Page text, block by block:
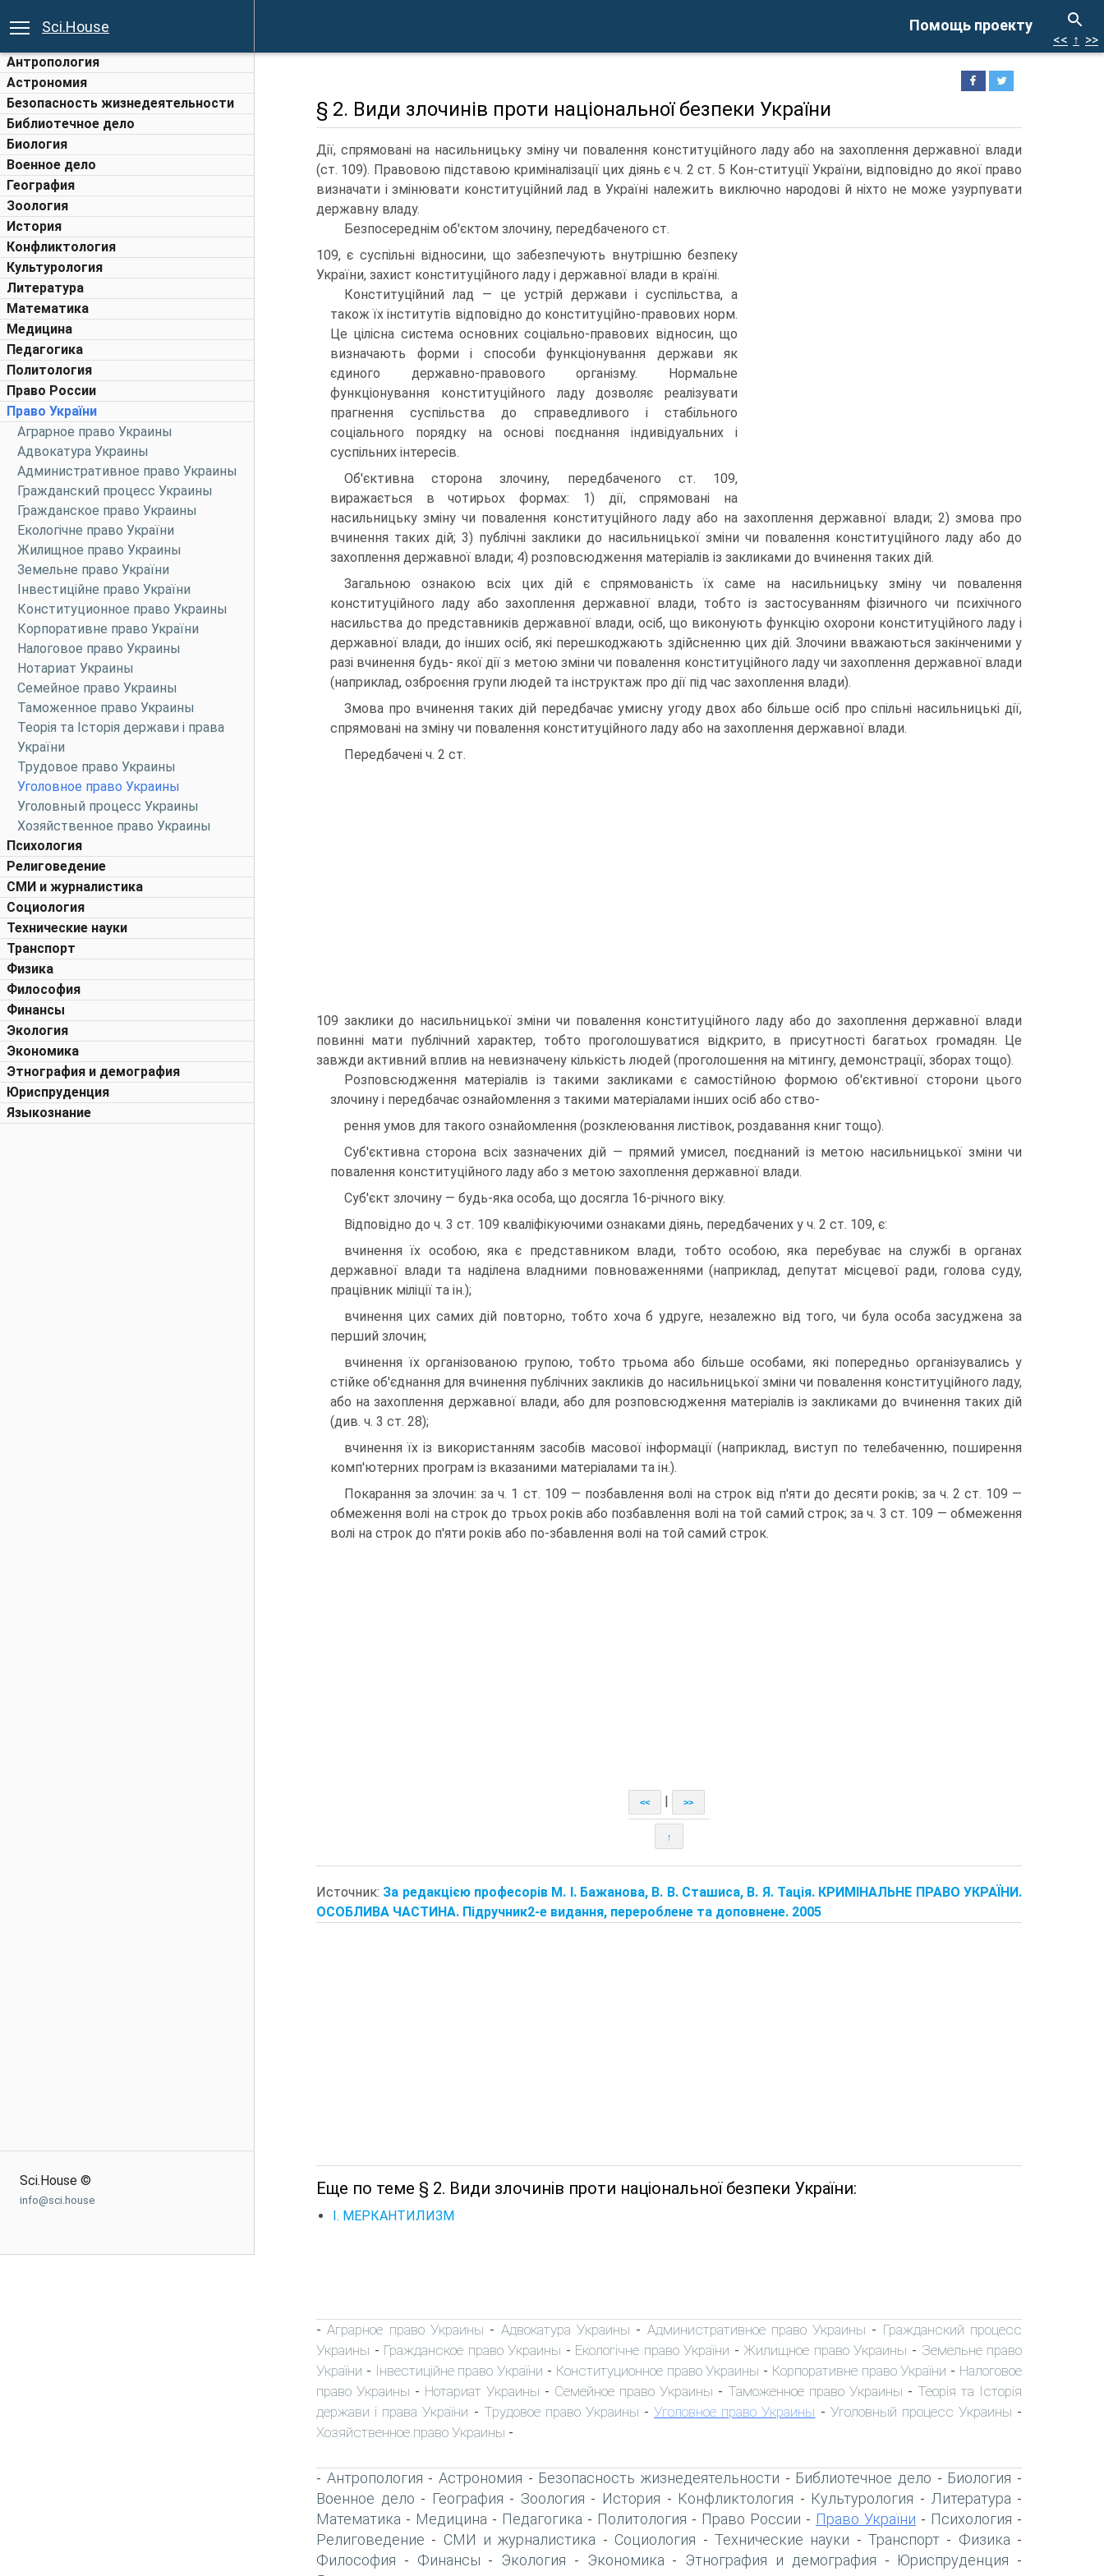
Помощь проекту
Sci.House
Антропология
Астрономия
Безопасность жизнедеятельности
Библиотечное дело
Биология
Военное дело
География
Зоология
История
Конфликтология
Культурология
Литература
Математика
Медицина
Педагогика
Политология
Право России
Право України
Аграрное право Украины
Адвокатура Украины
Административное право Украины
Гражданский процесс Украины
Гражданское право Украины
Екологічне право України
Жилищное право Украины
Земельне право України
Інвестиційне право України
Конституционное право Украины
Корпоративне право України
Налоговое право Украины
Нотариат Украины
Семейное право Украины
Таможенное право Украины
Теорія та Історія держави і права
України
Трудовое право Украины
Уголовное право Украины
Уголовный процесс Украины
Хозяйственное право Украины
Психология
Религоведение
СМИ и журналистика
Социология
Технические науки
Транспорт
Физика
Философия
Финансы
Экология
Экономика
Этнография и демография
Юриспруденция
Языкознание
Sci.House ©
info@sci.house
<< ↑ >>
§ 2. Види злочинів проти національної безпеки України
Дії, спрямовані на насильницьку зміну чи повалення конституційного ладу або на захоплення державної влади
(ст. 109). Правовою підставою криміналізації цих діянь є ч. 2 ст. 5 Кон-ституції України, відповідно до якої право
визначати і змінювати конституційний лад в Україні належить виключно народові й ніхто не може узурпувати
державну владу.
Безпосереднім об'єктом злочину, передбаченого ст.
109, є суспільні відносини, що забезпечують внутрішню безпеку
України, захист конституційного ладу і державної влади в країні.
Конституційний лад — це устрій держави і суспільства, а
також їх інститутів відповідно до конституційно-правових норм.
Це цілісна система основних соціально-правових відносин, що
визначають форми і способи функціонування держави як
єдиного державно-правового організму. Нормальне
функціонування конституційного ладу дозволяє реалізувати
прагнення суспільства до справедливого і стабільного
соціального порядку на основі поєднання індивідуальних і
суспільних інтересів.
Об'єктивна сторона злочину, передбаченого ст. 109,
виражається в чотирьох формах: 1) дії, спрямовані на
насильницьку зміну чи повалення конституційного ладу або на захоплення державної влади; 2) змова про
вчинення таких дій; 3) публічні заклики до насильницької зміни чи повалення конституційного ладу або до
захоплення державної влади; 4) розповсюдження матеріалів із закликами до вчинення таких дій.
Загальною ознакою всіх цих дій є спрямованість їх саме на насильницьку зміну чи повалення
конституційного ладу або захоплення державної влади, тобто із застосуванням фізичного чи психічного
насильства до представників державної влади, осіб, що виконують функцію охорони конституційного ладу і
державної влади, до інших осіб, які перешкоджають здійсненню цих дій. Злочини вважаються закінченими у
разі вчинення будь- якої дії з метою зміни чи повалення конституційного ладу чи захоплення державної влади
(наприклад, озброєння групи людей та інструктаж про дії під час захоплення влади).
Змова про вчинення таких дій передбачає умисну угоду двох або більше осіб про спільні насильницькі дії,
спрямовані на зміну чи повалення конституційного ладу або на захоплення державної влади.
Передбачені ч. 2 ст.
109 заклики до насильницької зміни чи повалення конституційного ладу або до захоплення державної влади
повинні мати публічний характер, тобто проголошуватися відкрито, в присутності багатьох громадян. Це
завжди активний вплив на невизначену кількість людей (проголошення на мітингу, демонстрації, зборах тощо).
Розповсюдження матеріалів із такими закликами є самостійною формою об'єктивної сторони цього
злочину і передбачає ознайомлення з такими матеріалами інших осіб або ство-
рення умов для такого ознайомлення (розклеювання листівок, роздавання книг тощо).
Суб'єктивна сторона всіх зазначених дій — прямий умисел, поєднаний із метою насильницької зміни чи
повалення конституційного ладу або з метою захоплення державної влади.
Суб'єкт злочину — будь-яка особа, що досягла 16-річного віку.
Відповідно до ч. 3 ст. 109 кваліфікуючими ознаками діянь, передбачених у ч. 2 ст. 109, є:
вчинення їх особою, яка є представником влади, тобто особою, яка перебуває на службі в органах
державної влади та наділена владними повноваженнями (наприклад, депутат місцевої ради, голова суду,
працівник міліції та ін.);
вчинення цих самих дій повторно, тобто хоча б удруге, незалежно від того, чи була особа засуджена за
перший злочин;
вчинення їх організованою групою, тобто трьома або більше особами, які попередньо організувались у
стійке об'єднання для вчинення публічних закликів до насильницької зміни чи повалення конституційного ладу,
або на захоплення державної влади, або для розповсюдження матеріалів із закликами до вчинення таких дій
(див. ч. 3 ст. 28);
вчинення їх із використанням засобів масової інформації (наприклад, виступ по телебаченню, поширення
комп'ютерних програм із вказаними матеріалами та ін.).
Покарання за злочин: за ч. 1 ст. 109 — позбавлення волі на строк від п'яти до десяти років; за ч. 2 ст. 109 —
обмеження волі на строк до трьох років або позбавлення волі на той самий строк; за ч. 3 ст. 109 — обмеження
волі на строк до п'яти років або по-збавлення волі на той самий строк.
<< >>
↑
Источник: За редакцією професорів М. І. Бажанова, В. В. Сташиса, В. Я. Тація. КРИМІНАЛЬНЕ ПРАВО УКРАЇНИ.
ОСОБЛИВА ЧАСТИНА. Підручник2-е видання, перероблене та доповнене. 2005
Еще по теме § 2. Види злочинів проти національної безпеки України:
I. МЕРКАНТИЛИЗМ
-Аграрное право Украины - Адвокатура Украины - Административное право Украины - Гражданский процесс
Украины - Гражданское право Украины - Екологічне право України - Жилищное право Украины - Земельне право
України - Інвестиційне право України - Конституционное право Украины - Корпоративне право України - Налоговое
право Украины - Нотариат Украины - Семейное право Украины - Таможенное право Украины - Теорія та Історія
держави і права України - Трудовое право Украины -Уголовное право Украины - Уголовный процесс Украины -
Хозяйственное право Украины -
- Антропология -Астрономия - Безопасность жизнедеятельности - Библиотечное дело - Биология -
Военное дело - География - Зоология - История - Конфликтология - Культурология - Литература -
Математика - Медицина - Педагогика - Политология - Право России - Право України - Психология -
Религоведение - СМИ и журналистика - Социология - Технические науки - Транспорт- Физика -
Философия - Финансы - Экология - Экономика - Этнография и демография - Юриспруденция -